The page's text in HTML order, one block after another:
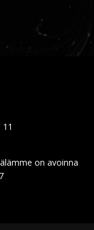
on avoinna